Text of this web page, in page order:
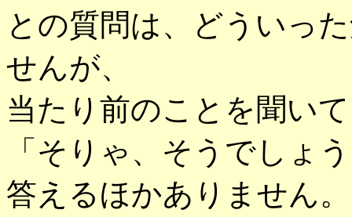
との質問は、どういっ
せんが、
当たり前のことを聞い
「そりゃ、そうでしょ
答えるほかありません